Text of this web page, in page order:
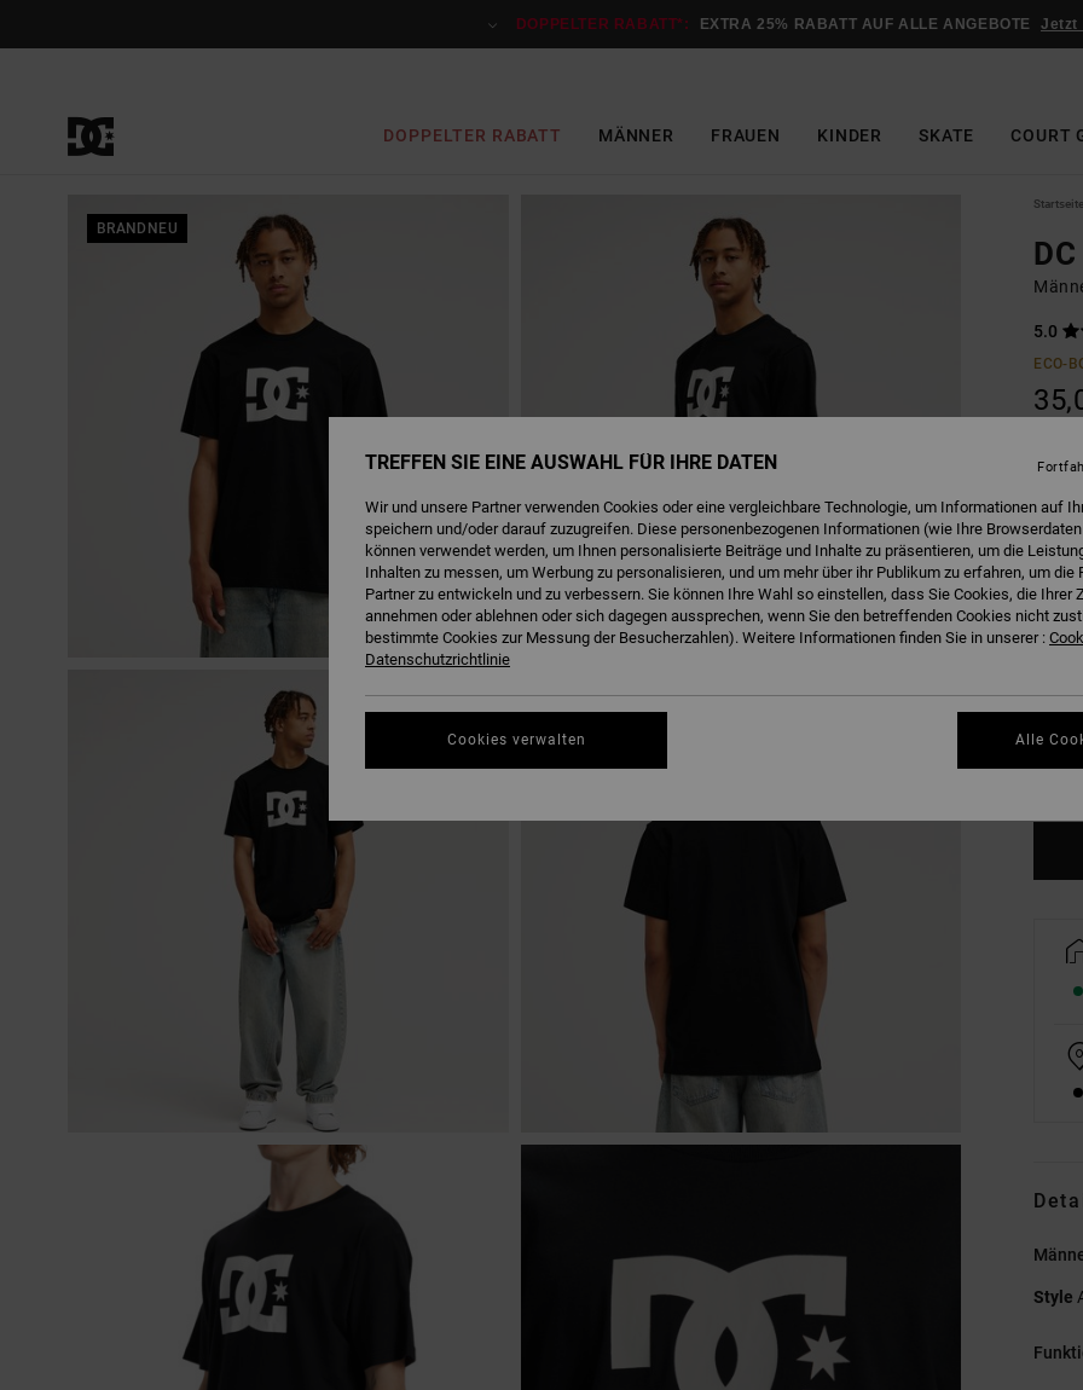
DOPPELTER RABATT*: EXTRA 25% RABATT AUF ALLE ANGEBOTE Jetzt
DOPPELTER RABATT MÄNNER FRAUEN KINDER SKATE COURT
BRANDNEU
Startseite
5.0
ECO-
Style
TREFFEN SIE EINE AUSWAHL FÜR IHRE DATEN
Wir und unsere Partner verwenden Cookies oder eine vergleichbare Technologie, um Informationen auf
speichern und/oder darauf zuzugreifen. Diese personenbezogenen Informationen (wie Ihre
können verwendet werden, um Ihnen personalisierte Beiträge und Inhalte zu präsentieren, um die
Inhalten zu messen, um Werbung zu personalisieren, und um mehr über ihr Publikum zu erfahren, um die
Partner zu entwickeln und zu verbessern. Sie können Ihre Wahl so einstellen, dass Sie Cookies, die Ihrer
annehmen oder ablehnen oder sich dagegen aussprechen, wenn Sie den betreffenden Cookies nicht
bestimmte Cookies zur Messung der Besucherzahlen). Weitere Informationen finden Sie in unserer :
Datenschutzrichtlinie
Cookies verwalten Alle